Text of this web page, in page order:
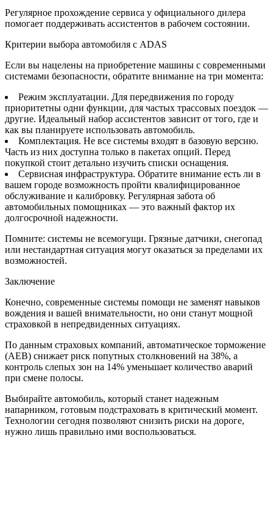
Регулярное прохождение сервиса у официального дилера
помогает поддерживать ассистентов в рабочем состоянии.
Критерии выбора автомобиля с ADAS
Если вы нацелены на приобретение машины с современными
системами безопасности, обратите внимание на три момента:
Режим эксплуатации. Для передвижения по городу
приоритетны одни функции, для частых трассовых поездок —
другие. Идеальный набор ассистентов зависит от того, где и
как вы планируете использовать автомобиль.
Комплектация. Не все системы входят в базовую версию.
Часть из них доступна только в пакетах опций. Перед
покупкой стоит детально изучить списки оснащения.
Сервисная инфраструктура. Обратите внимание есть ли в
вашем городе возможность пройти квалифицированное
обслуживание и калибровку. Регулярная забота об
автомобильных помощниках — это важный фактор их
долгосрочной надежности.
Помните: системы не всемогущи. Грязные датчики, снегопад
или нестандартная ситуация могут оказаться за пределами их
возможностей.
Заключение
Конечно, современные системы помощи не заменят навыков
вождения и вашей внимательности, но они станут мощной
страховкой в непредвиденных ситуациях.
По данным страховых компаний, автоматическое торможение
(AEB) снижает риск попутных столкновений на 38%, а
контроль слепых зон на 14% уменьшает количество аварий
при смене полосы.
Выбирайте автомобиль, который станет надежным
напарником, готовым подстраховать в критический момент.
Технологии сегодня позволяют снизить риски на дороге,
нужно лишь правильно ими воспользоваться.